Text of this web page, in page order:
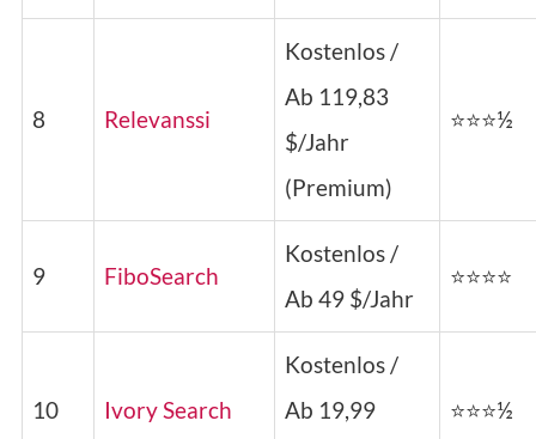
8 Relevanssi
Kostenlos /
Ab 119,83
$/Jahr
(Premium)
⭐⭐⭐½
9 FiboSearch
Kostenlos /
Ab 49 $/Jahr
⭐⭐⭐⭐
10 Ivory Search
Kostenlos /
Ab 19,99
⭐⭐⭐½